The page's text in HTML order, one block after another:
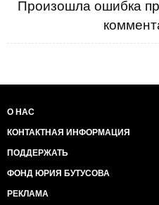
Произошла ошибка
О НАС
КОНТАКТНАЯ ИНФОРМАЦИЯ
ПОДДЕРЖАТЬ
ФОНД ЮРИЯ БУТУСОВА
РЕКЛАМА